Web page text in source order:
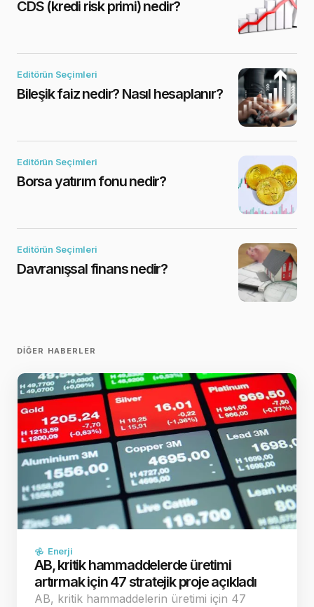
CDS (kredi risk primi) nedir?
Editörün Seçimleri
Bileşik faiz nedir? Nasıl hesaplanır?
Editörün Seçimleri
Borsa yatırım fonu nedir?
Editörün Seçimleri
Davranışsal finans nedir?
DIĞER HABERLER
Enerji
AB, kritik hammaddelerde üretimi
artırmak için 47 stratejik proje açıkladı
AB, kritik hammaddelerin üretimi için 47